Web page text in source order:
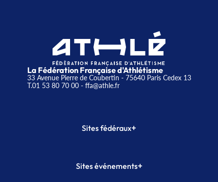
La Fédération Française d'Athlétisme
33 Avenue Pierre de Coubertin - 75640 Paris Cedex 13
T.01 53 80 70 00- ffa@athle.fr
Sites fédéraux+
Plateforme Formation
Sites événements+